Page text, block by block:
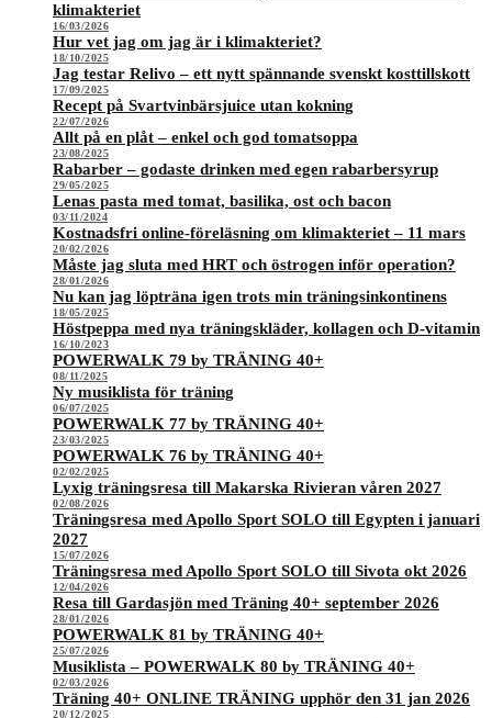
klimakteriet
16/03/2026
Hur vet jag om jag är i klimakteriet?
18/10/2025
Jag testar Relivo – ett nytt spännande svenskt kosttillskott
17/09/2025
Recept på Svartvinbärsjuice utan kokning
22/07/2026
Allt på en plåt – enkel och god tomatsoppa
23/08/2025
Rabarber – godaste drinken med egen rabarbersyrup
29/05/2025
Lenas pasta med tomat, basilika, ost och bacon
03/11/2024
Kostnadsfri online-föreläsning om klimakteriet – 11 mars
20/02/2026
Måste jag sluta med HRT och östrogen inför operation?
28/01/2026
Nu kan jag löpträna igen trots min träningsinkontinens
18/05/2025
Höstpeppa med nya träningskläder, kollagen och D-vitamin
16/10/2023
POWERWALK 79 by TRÄNING 40+
08/11/2025
Ny musiklista för träning
06/07/2025
POWERWALK 77 by TRÄNING 40+
23/03/2025
POWERWALK 76 by TRÄNING 40+
02/02/2025
Lyxig träningsresa till Makarska Rivieran våren 2027
02/08/2026
Träningsresa med Apollo Sport SOLO till Egypten i januari
2027
15/07/2026
Träningsresa med Apollo Sport SOLO till Sivota okt 2026
12/04/2026
Resa till Gardasjön med Träning 40+ september 2026
28/01/2026
POWERWALK 81 by TRÄNING 40+
25/07/2026
Musiklista – POWERWALK 80 by TRÄNING 40+
02/03/2026
Träning 40+ ONLINE TRÄNING upphör den 31 jan 2026
20/12/2025